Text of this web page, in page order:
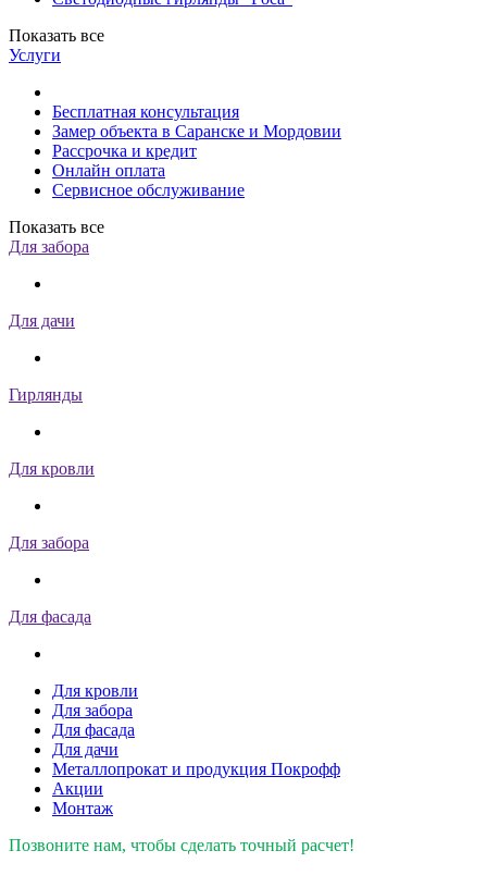
Показать все
Услуги
Бесплатная консультация
Замер объекта в Саранске и Мордовии
Рассрочка и кредит
Онлайн оплата
Сервисное обслуживание
Показать все
Для забора
Для дачи
Гирлянды
Для кровли
Для забора
Для фасада
Для кровли
Для забора
Для фасада
Для дачи
Металлопрокат и продукция Покрофф
Акции
Монтаж
Позвоните нам, чтобы сделать точный расчет!